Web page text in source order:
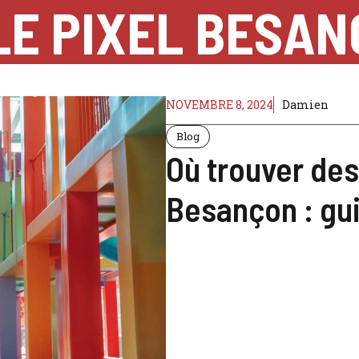
PIXEL
NOVEMBRE 8, 2024 Damien
Blog
Où trouver
Besançon :